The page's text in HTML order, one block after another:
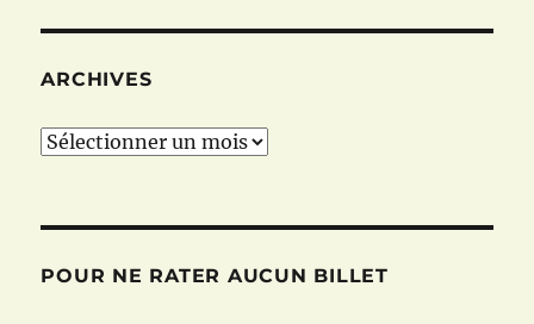
ARCHIVES
Archives
POUR NE RATER AUCUN BILLET